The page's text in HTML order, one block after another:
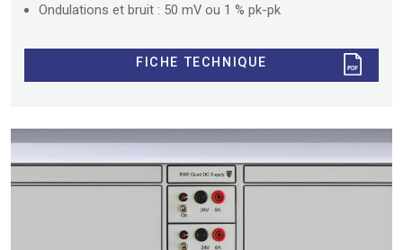
Ondulations et bruit : 50 mV ou 1 % pk-pk
FICHE TECHNIQUE